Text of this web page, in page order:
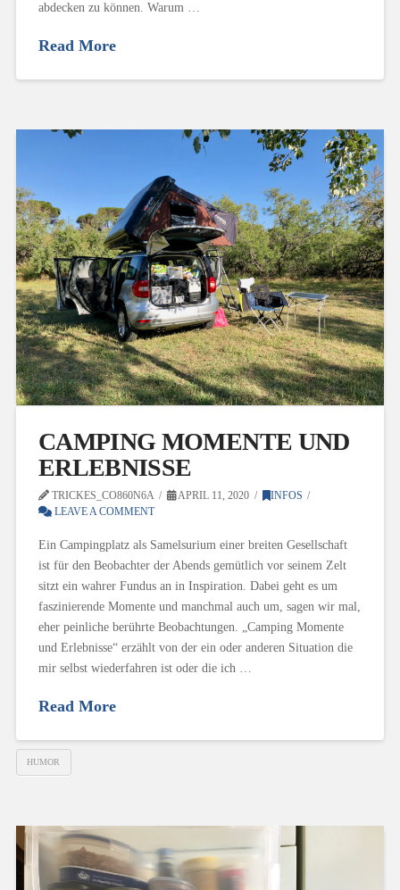
abdecken zu können. Warum …
Read More
CAMPING MOMENTE UND
ERLEBNISSE
TRICKES_CO860N6A APRIL 11, 2020
INFOS
LEAVE A COMMENT
Ein Campingplatz als Samelsurium einer breiten Gesellschaft
ist für den Beobachter der Abends gemütlich vor seinem Zelt
sitzt ein wahrer Fundus an in Inspiration. Dabei geht es um
faszinierende Momente und manchmal auch um, sagen wir mal,
eher peinliche berührte Beobachtungen. „Camping Momente
und Erlebnisse“ erzählt von der ein oder anderen Situation die
mir selbst wiederfahren ist oder die ich …
Read More
HUMOR